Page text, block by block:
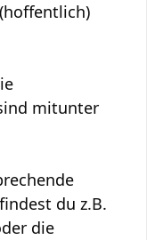
mitunter
du z.B.
die